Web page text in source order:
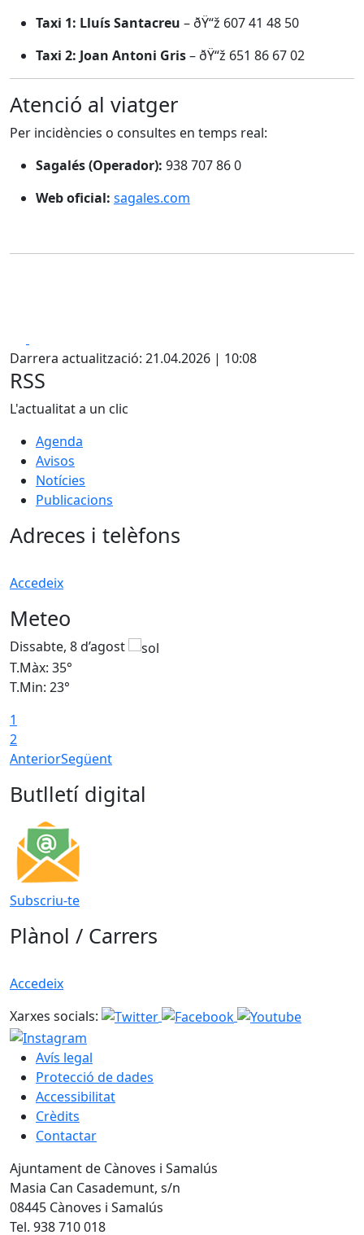
Taxi 1: Lluís Santacreu – ðŸ“ž 607 41 48 50
Taxi 2: Joan Antoni Gris– ðŸ“ž 651 86 67 02
Atenció al viatger
Per incidències o consultes en temps real:
Sagalés (Operador): 938 707 86 0
Web oficial: sagales.com
Darrera actualització: 21.04.2026 | 10:08
RSS
L'actualitat a un clic
Agenda
Avisos
Notícies
Publicacions
Adreces i telèfons
Accedeix
Meteo
Dissabte, 8 d’agost
T.Màx: 35°
T.Min: 23°
1
2
AnteriorSegüent
Butlletí digital
Subscriu-te
Plànol / Carrers
Accedeix
Xarxes socials:
Avís legal
Protecció de dades
Accessibilitat
Crèdits
Contactar
Ajuntament de Cànoves i Samalús
Masia Can Casademunt, s/n
08445 Cànoves i Samalús
Tel. 938 710 018